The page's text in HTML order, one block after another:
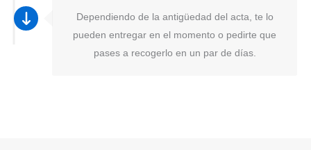
Dependiendo de la antigüedad del acta, te lo
pueden entregar en el momento o pedirte que
pases a recogerlo en un par de días.